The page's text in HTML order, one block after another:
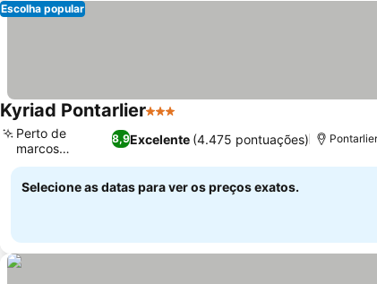
Escolha popular
Kyriad Pontarlier3 Estrelas
8,9Excelente (4.475 pontuações)
Perto de
marcos
históricos
Selecione as datas para ver os preços exatos.